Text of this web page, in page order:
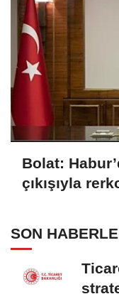
Bolat:
çıkışıyla
SON